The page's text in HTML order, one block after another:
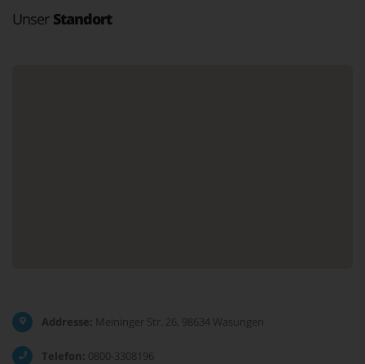
Unser Standort
Addresse: Meininger Str. 26, 98634 Wasungen
Telefon: 0800-3308196